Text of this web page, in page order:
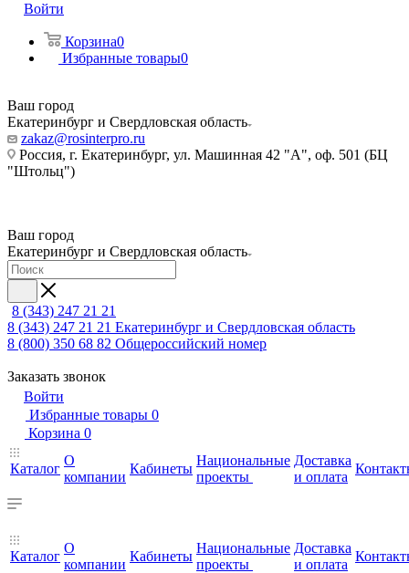
Войти
Корзина0
Избранные товары0
Ваш город
Екатеринбург и Свердловская область
zakaz@rosinterpro.ru
Россия, г. Екатеринбург, ул. Машинная 42 "А", оф. 501 (БЦ
"Штольц")
Ваш город
Екатеринбург и Свердловская область
8 (343) 247 21 21
8 (343) 247 21 21 Екатеринбург и Свердловская область
8 (800) 350 68 82 Общероссийский номер
Заказать звонок
Войти
Избранные товары 0
Корзина 0
Каталог
О
компании
Кабинеты
Национальные
проекты
Доставка
и оплата
Каталог
О
компании
Кабинеты
Национальные
проекты
Доставка
и оплата